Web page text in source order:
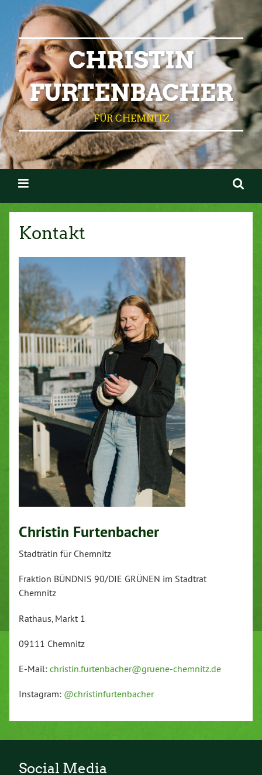
CHRISTIN
FURTENBACHER
FÜR CHEMNITZ
Kontakt
Christin Furtenbacher
Stadträtin für Chemnitz
Fraktion BÜNDNIS 90/DIE GRÜNEN im Stadtrat
Chemnitz
Rathaus, Markt 1
09111 Chemnitz
E-Mail: christin.furtenbacher@gruene-chemnitz.de
Instagram: @christinfurtenbacher
Social Media